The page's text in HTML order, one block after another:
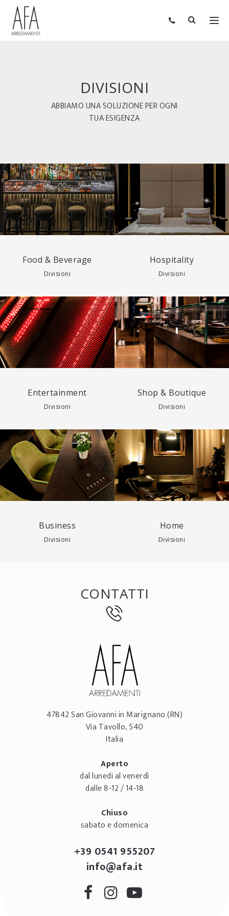
DIVISIONI
ABBIAMO UNA SOLUZIONE PER OGNI
TUA ESIGENZA
Food & Beverage
Divisioni
Hospitality
Divisioni
Entertainment
Divisioni
Shop & Boutique
Divisioni
Business
Divisioni
Home
Divisioni
CONTATTI
47842San Giovanni in Marignano(RN)
Via Tavollo, 540
Italia
Aperto
dal lunedi al venerdì
dalle 8-12 / 14-18
Chiuso
sabato e domenica
+39 0541 955207
info@afa.it